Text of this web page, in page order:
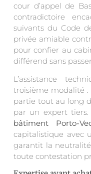
cour d’appel de
contradictoire
suivants du Code
privée amiable
pour confier au
différend sans
L’assistance
troisième modalité :
partie tout au long
par un expert
bâtiment Porto-
capitalistique avec
garantit la
toute contestation